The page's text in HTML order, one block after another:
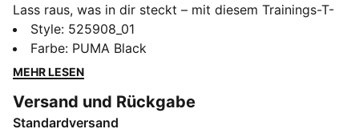
Lass raus, was in dir steckt – mit diesem Trainings-T-
Shirt. Der ergonomische Schnitt sorgt für
Bewegungsfreiheit und das leichte Material für eine
maximale Performance. Unterdessen gewährleistet die
Tragekomfort. Fühl die Energie – jedes Workout zählt.
FEATURES + VORTEILE
Style: 525908_01
Farbe: PUMA Black
MEHR LESEN
Versand und Rückgabe
Standardversand